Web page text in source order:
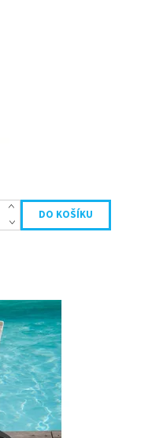
obklady) na rozhraní
Vašeho bazénu
mimo Gr.I 110.